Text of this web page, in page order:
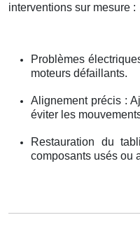
interventions sur mesure :
Problèmes
moteurs défaillants.
Alignement précis :
éviter les
Restauration du
composants usés ou